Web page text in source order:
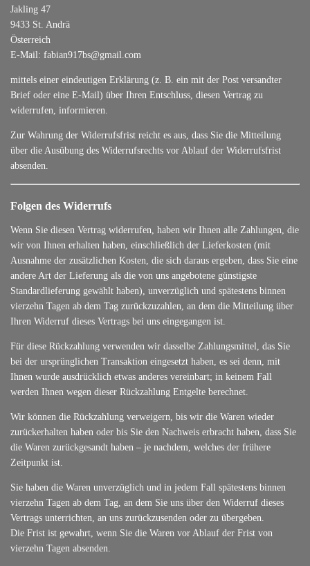
Jakling 47
9433 St. Andrä
Österreich
E-Mail: fabian917bs@gmail.com
mittels einer eindeutigen Erklärung (z. B. ein mit der Post versandter
Brief oder eine E-Mail) über Ihren Entschluss, diesen Vertrag zu
widerrufen, informieren.
Zur Wahrung der Widerrufsfrist reicht es aus, dass Sie die Mitteilung
über die Ausübung des Widerrufsrechts vor Ablauf der Widerrufsfrist
absenden.
Folgen des Widerrufs
Wenn Sie diesen Vertrag widerrufen, haben wir Ihnen alle Zahlungen, die
wir von Ihnen erhalten haben, einschließlich der Lieferkosten (mit
Ausnahme der zusätzlichen Kosten, die sich daraus ergeben, dass Sie eine
andere Art der Lieferung als die von uns angebotene günstigste
Standardlieferung gewählt haben), unverzüglich und spätestens binnen
vierzehn Tagen ab dem Tag zurückzuzahlen, an dem die Mitteilung über
Ihren Widerruf dieses Vertrags bei uns eingegangen ist.
Für diese Rückzahlung verwenden wir dasselbe Zahlungsmittel, das Sie
bei der ursprünglichen Transaktion eingesetzt haben, es sei denn, mit
Ihnen wurde ausdrücklich etwas anderes vereinbart; in keinem Fall
werden Ihnen wegen dieser Rückzahlung Entgelte berechnet.
Wir können die Rückzahlung verweigern, bis wir die Waren wieder
zurückerhalten haben oder bis Sie den Nachweis erbracht haben, dass Sie
die Waren zurückgesandt haben – je nachdem, welches der frühere
Zeitpunkt ist.
Sie haben die Waren unverzüglich und in jedem Fall spätestens binnen
vierzehn Tagen ab dem Tag, an dem Sie uns über den Widerruf dieses
Vertrags unterrichten, an uns zurückzusenden oder zu übergeben.
Die Frist ist gewahrt, wenn Sie die Waren vor Ablauf der Frist von
vierzehn Tagen absenden.